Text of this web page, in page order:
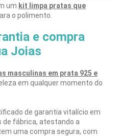
um kit limpa pratas que
o polimento.
e compra
Joias
masculinas em prata 925 e
em qualquer momento do
de garantia vitalício em
de fábrica, atestando a
uma compra segura, com